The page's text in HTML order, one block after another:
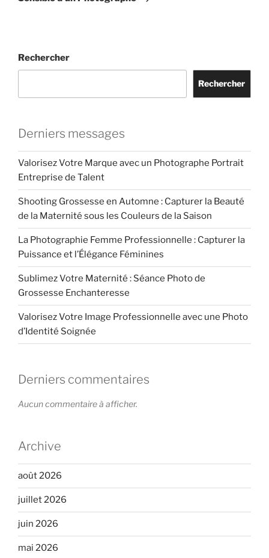
Rechercher
Rechercher
Derniers messages
Valorisez Votre Marque avec un Photographe Portrait
Entreprise de Talent
Shooting Grossesse en Automne : Capturer la Beauté
de la Maternité sous les Couleurs de la Saison
La Photographie Femme Professionnelle : Capturer la
Puissance et l’Élégance Féminines
Sublimez Votre Maternité : Séance Photo de
Grossesse Enchanteresse
Valorisez Votre Image Professionnelle avec une Photo
d’Identité Soignée
Derniers commentaires
Aucun commentaire à afficher.
Archive
août 2026
juillet 2026
juin 2026
mai 2026